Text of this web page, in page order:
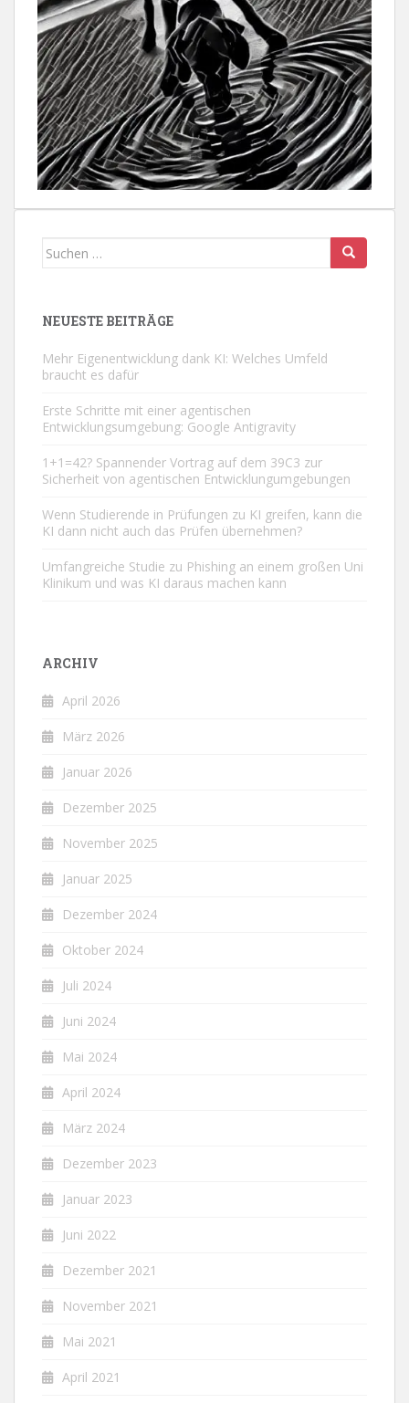
Suchen
NEUESTE BEITRÄGE
Mehr Eigenentwicklung dank KI: Welches Umfeld
braucht es dafür
Erste Schritte mit einer agentischen
Entwicklungsumgebung: Google Antigravity
1+1=42? Spannender Vortrag auf dem 39C3 zur
Sicherheit von agentischen Entwicklungumgebungen
Wenn Studierende in Prüfungen zu KI greifen, kann die
KI dann nicht auch das Prüfen übernehmen?
Umfangreiche Studie zu Phishing an einem großen Uni
Klinikum und was KI daraus machen kann
ARCHIV
April 2026
März 2026
Januar 2026
Dezember 2025
November 2025
Januar 2025
Dezember 2024
Oktober 2024
Juli 2024
Juni 2024
Mai 2024
April 2024
März 2024
Dezember 2023
Januar 2023
Juni 2022
Dezember 2021
November 2021
Mai 2021
April 2021